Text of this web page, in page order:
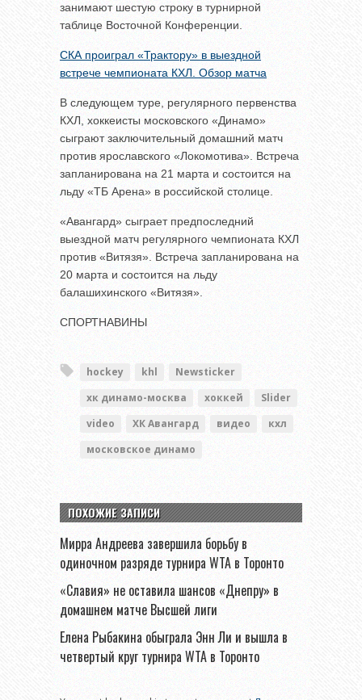
занимают шестую строку в турнирной
таблице Восточной Конференции.
СКА проиграл «Трактору» в выездной
встрече чемпионата КХЛ. Обзор матча
В следующем туре, регулярного первенства
КХЛ, хоккеисты московского «Динамо»
сыграют заключительный домашний матч
против ярославского «Локомотива». Встреча
запланирована на 21 марта и состоится на
льду «ТБ Арена» в российской столице.
«Авангард» сыграет предпоследний
выездной матч регулярного чемпионата КХЛ
против «Витязя». Встреча запланирована на
20 марта и состоится на льду
балашихинского «Витязя».
СПОРТНАВИНЫ
hockey khl
Newsticker
хк динамо-москва
хоккей
Slider
video
ХК Авангард видео
кхл
московское динамо
ПОХОЖИЕ ЗАПИСИ
Мирра Андреева завершила борьбу в
одиночном разряде турнира WTA в Торонто
«Славия» не оставила шансов «Днепру» в
домашнем матче Высшей лиги
Елена Рыбакина обыграла Энн Ли и вышла в
четвертый круг турнира WTA в Торонто